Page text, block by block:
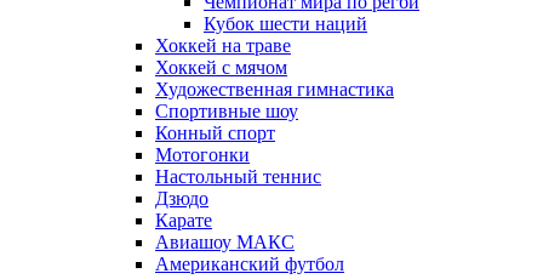
Кубок шести наций
Хоккей на траве
Хоккей с мячом
Художественная гимнастика
Спортивные шоу
Конный спорт
Мотогонки
Настольный теннис
Дзюдо
Карате
Авиашоу МАКС
Американский футбол